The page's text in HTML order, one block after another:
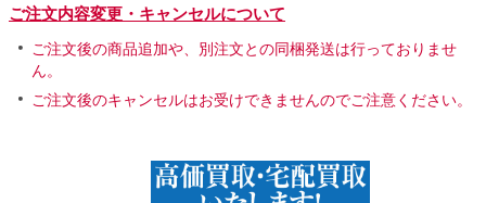
ご注文内容変更・キャンセルについて
ご注文後の商品追加や、別注文との同梱発送は行っておりませ
ん。
ご注文後のキャンセルはお受けできませんのでご注意ください。